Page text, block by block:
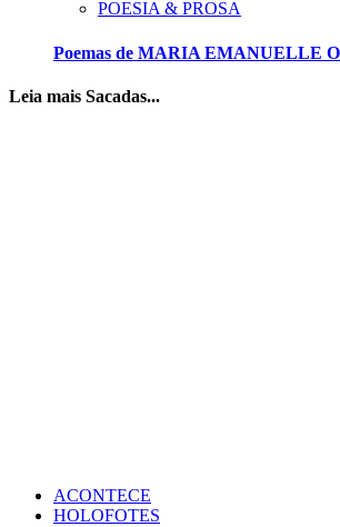
POESIA & PROSA
Poemas de MARIA EMANUELLE
Leia mais Sacadas...
ACONTECE
HOLOFOTES